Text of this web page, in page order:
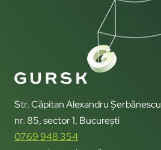
Str. Căpitan Alexandru Șerbănescu
nr. 85, sector 1, București
0769 948 354